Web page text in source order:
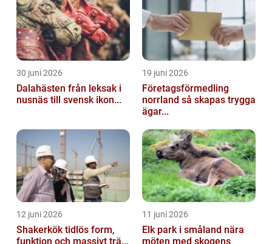
30 juni 2026
Dalahästen från leksak i
nusnäs till svensk ikon...
19 juni 2026
Företagsförmedling
norrland så skapas trygga
ägar...
12 juni 2026
Shakerkök tidlös form,
funktion och massivt trä...
11 juni 2026
Elk park i småland nära
möten med skogens